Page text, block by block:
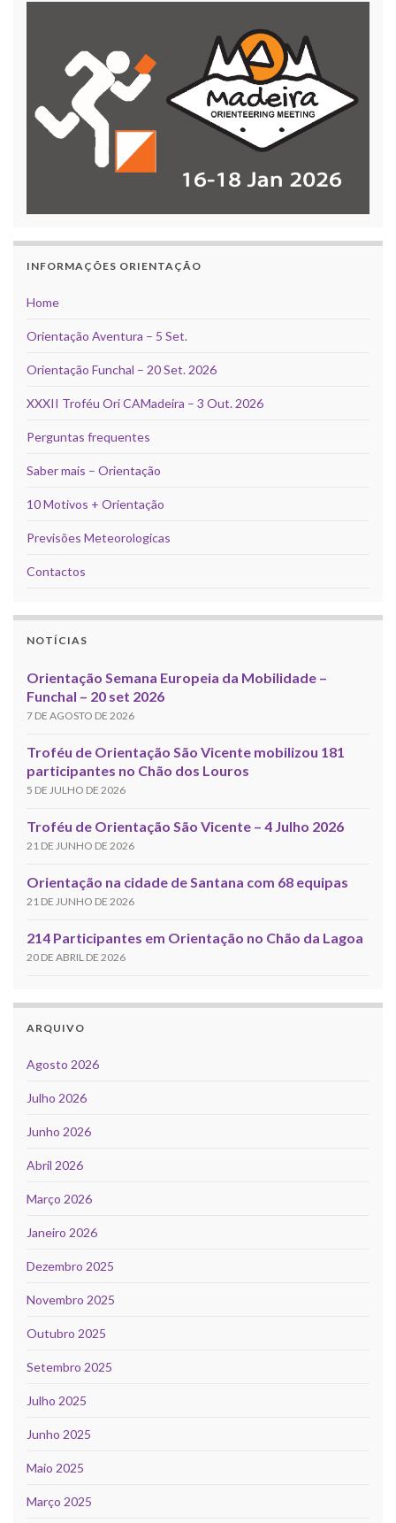
INFORMAÇÕES ORIENTAÇÃO
Home
Orientação Aventura – 5 Set.
Orientação Funchal – 20 Set. 2026
XXXII Troféu Ori CAMadeira – 3 Out. 2026
Perguntas frequentes
Saber mais – Orientação
10 Motivos + Orientação
Previsões Meteorologicas
Contactos
NOTÍCIAS
Orientação Semana Europeia da Mobilidade –
Funchal – 20 set 2026
7 DE AGOSTO DE 2026
Troféu de Orientação São Vicente mobilizou 181
participantes no Chão dos Louros
5 DE JULHO DE 2026
Troféu de Orientação São Vicente – 4 Julho 2026
21 DE JUNHO DE 2026
Orientação na cidade de Santana com 68 equipas
21 DE JUNHO DE 2026
214 Participantes em Orientação no Chão da Lagoa
20 DE ABRIL DE 2026
ARQUIVO
Agosto 2026
Julho 2026
Junho 2026
Abril 2026
Março 2026
Janeiro 2026
Dezembro 2025
Novembro 2025
Outubro 2025
Setembro 2025
Julho 2025
Junho 2025
Maio 2025
Março 2025